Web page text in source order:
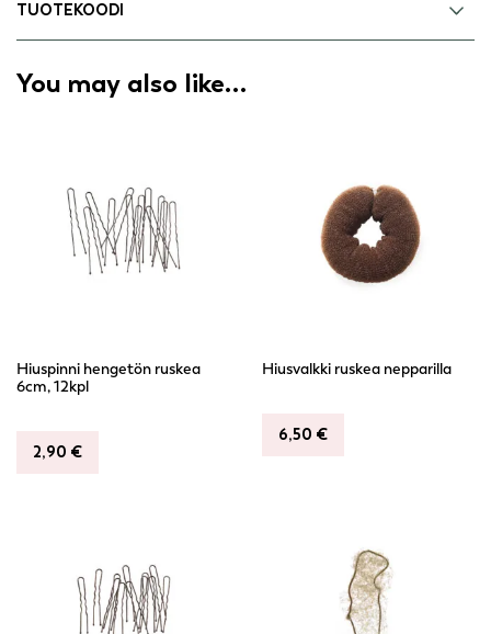
TUOTEKOODI
You may also like…
Hiuspinni hengetön ruskea
6cm, 12kpl
2,90 €
Hiusvalkki ruskea nepparilla
6,50 €